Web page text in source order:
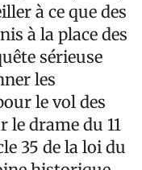
à ce que des
à la place des
sérieuse
les
le vol des
le drame du 11
35 de la loi du